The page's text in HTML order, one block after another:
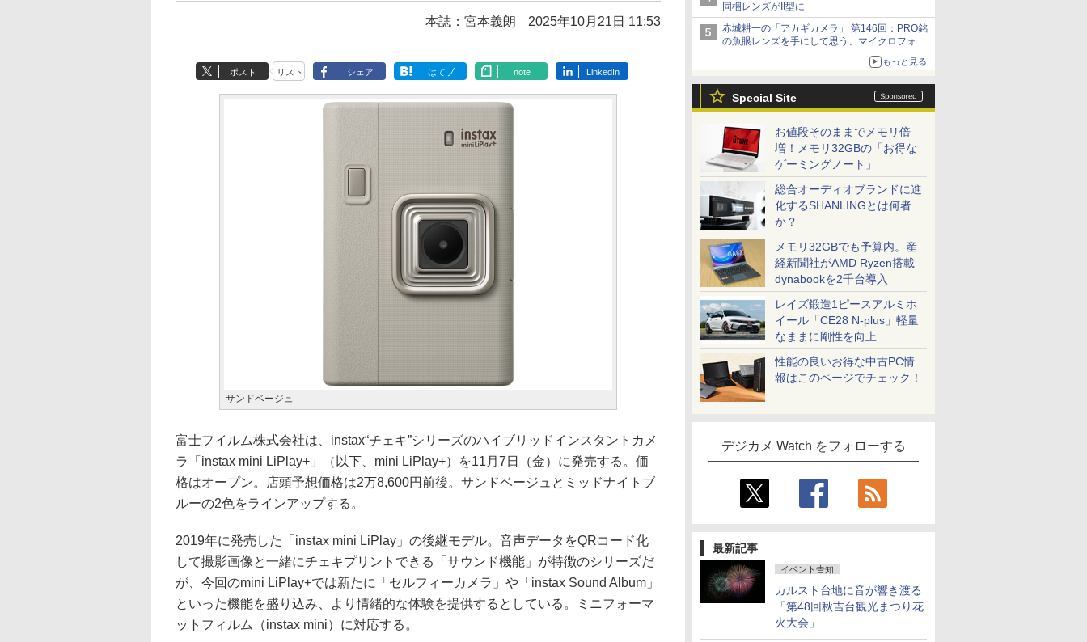
同梱レンズがII型に
赤城耕一の「アカギカメラ」 第146回：PRO銘
の魚眼レンズを手にして思う、マイクロフォー
もっと見る
Special Site
お値段そのままでメモリ倍
増！メモリ32GBの「お得な
ゲーミングノート」
総合オーディオブランドに進
化するSHANLINGとは何者
か？
メモリ32GBでも予算内。産
経新聞社がAMD Ryzen搭載
dynabookを2千台導入
レイズ鍛造1ピースアルミホ
イール「CE28 N-plus」軽量
なままに剛性を向上
性能の良いお得な中古PC情
報はこのページでチェック！
デジカメ Watch をフォローする
最新記事
イベント告知
カルスト台地に音が響き渡る
「第48回秋吉台観光まつり花
火大会」
本誌：宮本義朗 2025年10月21日 11:53
ポスト リスト シェア はてブ note LinkedIn
サンドベージュ
富士フイルム株式会社は、instax“チェキ”シリーズのハイブリッドインスタントカメ
ラ「instax mini LiPlay+」（以下、mini LiPlay+）を11月7日（金）に発売する。価
格はオープン。店頭予想価格は2万8,600円前後。サンドベージュとミッドナイトブ
ルーの2色をラインアップする。
2019年に発売した「instax mini LiPlay」の後継モデル。音声データをQRコード化
して撮影画像と一緒にチェキプリントできる「サウンド機能」が特徴のシリーズだ
が、今回のmini LiPlay+では新たに「セルフィーカメラ」や「instax Sound Album」
といった機能を盛り込み、より情緒的な体験を提供するとしている。ミニフォーマ
ットフィルム（instax mini）に対応する。